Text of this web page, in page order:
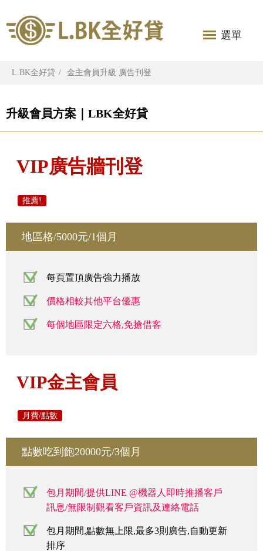
選單
L.BK全好貸 金主會員升級 廣告刊登
升級會員方案｜LBK全好貸
VIP廣告牆刊登
推薦!
地區格/5000元/1個月
每頁置頂廣告強力播放
價格相較其他平台優惠
每個地區限定六格,免搶借客
VIP金主會員
月費/點數
點數吃到飽20000元/3個月
包月期間/提供LINE @機器人即時推播客戶
訊息/無限制觀看客戶資訊及連絡電話
包月期間,點數無上限,最多3則廣告,自動更新
排序